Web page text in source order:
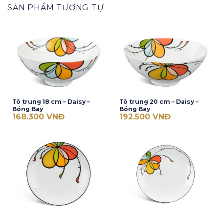
SẢN PHẨM TƯƠNG TỰ
Tô trung 18 cm – Daisy –
Bóng Bay
168.300 VNĐ
Tô trung 20 cm – Daisy –
Bóng Bay
192.500 VNĐ